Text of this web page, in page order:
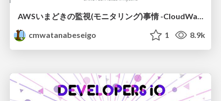
AWSいまどきの監視(モニタリング)事情 -CloudWatchのその先に-
cmwatanabeseigo
1 8.9k